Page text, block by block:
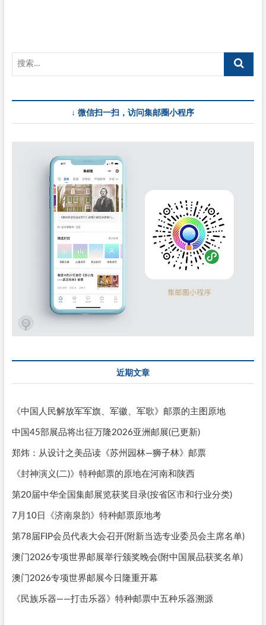
↓ 微信扫一扫，访问集邮圈小程序
近期文章
《中国人民解放军军旗、军徽、军歌》邮票的主图原地
中国45部展品将出征万隆2026亚洲邮展(已更新)
郑炜：从设计之美品读《苏州园林—狮子林》邮票
《封神演义(二)》特种邮票的原地在河南和陕西
第20届中华全国集邮展览获奖目录(按省区市和行业分类)
7月10日《济南泉韵》特种邮票原地考
第78届FIP会员代表大会召开(附新当选专业委员会主席名单)
澳门2026专项世界邮展举行颁奖晚会(附中国展品获奖名单)
澳门2026专项世界邮展今日隆重开幕
《民族乐器——打击乐器》特种邮票中五种乐器溯源